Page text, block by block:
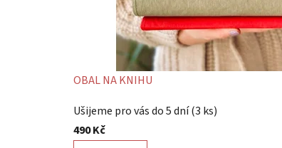
OBAL NA KNIHU
hodnocení
produktu
Ušijeme pro vás do 5 dní(3 ks)
490 Kč